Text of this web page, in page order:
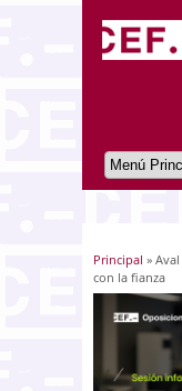
Usted
Principal »
con la fianza